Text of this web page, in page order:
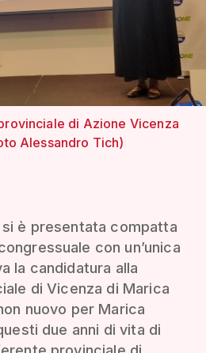
di Azione Vicenza
Alessandro Tich)
è presentata compatta
con un’unica
la candidatura alla
di Vicenza di Marica
nuovo per Marica
due anni di vita di